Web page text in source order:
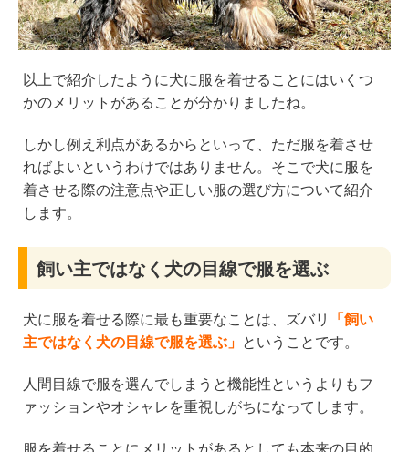
以上で紹介したように犬に服を着せることにはいくつ
かのメリットがあることが分かりましたね。
しかし例え利点があるからといって、ただ服を着させ
ればよいというわけではありません。そこで犬に服を
着させる際の注意点や正しい服の選び方について紹介
します。
飼い主ではなく犬の目線で服を選ぶ
犬に服を着せる際に最も重要なことは、ズバリ
「飼い
主ではなく犬の目線で服を選ぶ」 ということです。
人間目線で服を選んでしまうと機能性というよりもフ
ァッションやオシャレを重視しがちになってします。
服を着せることにメリットがあるとしても本来の目的